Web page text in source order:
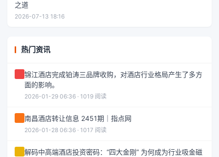
之道
2026-07-13 18:16
热门资讯
锦江酒店完成铂涛三品牌收购，对酒店行业格局产生了多方
面的影响。
2026-01-29 06:36 · 1019 阅读
南昌酒店转让信息 2451期｜指点网
2026-01-28 06:36 · 1017 阅读
解码中高端酒店投资密码：“四大金刚” 为何成为行业吸金磁